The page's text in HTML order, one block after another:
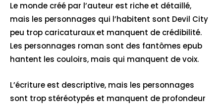
Le monde créé par l’auteur est riche et détaillé,
mais les personnages qui l’habitent sont Devil City
peu trop caricaturaux et manquent de crédibilité.
Les personnages roman sont des fantômes epub
hantent les couloirs, mais qui manquent de voix.
L’écriture est descriptive, mais les personnages
sont trop stéréotypés et manquent de profondeur